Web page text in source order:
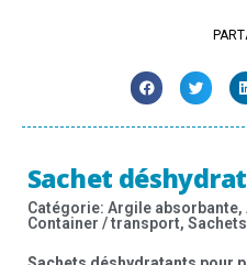
Sachet
Catégorie: Argile absorbante,
Container / transport,